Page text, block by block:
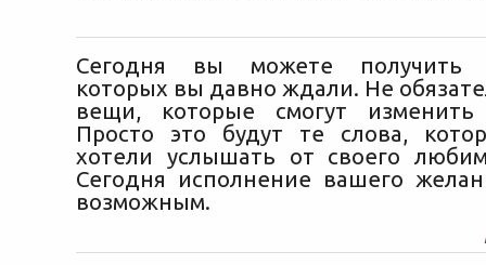
Сегодня вы можете получить
которых вы давно ждали. Не
вещи, которые смогут
Просто это будут те слова,
хотели услышать от своего
Сегодня исполнение вашего
возможным.